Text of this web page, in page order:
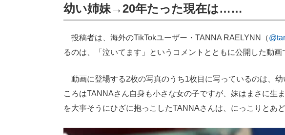
幼い姉妹→20年たった現在は……
投稿者は、海外のTikTokユーザー・TANNA RAELYNN（
るのは、「泣いてます」というコメントとともに公開した動画
動画に登場する2枚の写真のうち1枚目に写っているのは、
ころはTANNAさん自身も小さな女の子ですが、妹はまさに生
を大事そうにひざに抱っこしたTANNAさんは、にっこりとあ